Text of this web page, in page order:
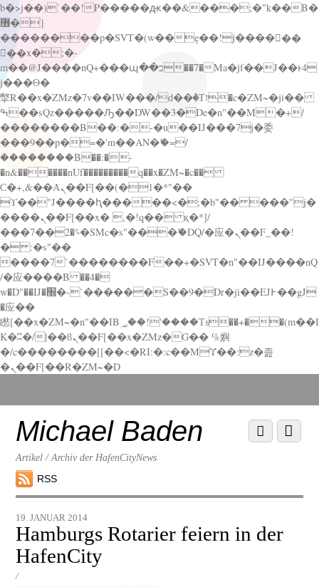
b�>j��)΄��!P�����ԫ��&���;�"k��B�
޶�}
��������p�SVT�(w��ę��!j������
��x�;�-
m��@J����nQ+���պ��כ��7�Ma�jf��J��ͱ4
j���Ѳ�
撆R��x�ZMz�7v��IW���/d��ٞ�Тז�c�ZM~�ji��
ߒ��sQz�����Ԡ��DW��3�De�n"��M�+/
��������B��:�-�u��IJ���7j�委
���9��p�=�'m��AN�ޭ�=/
��������B��:�-
�n&������nUf���������q��x�ZM~�c��
Ϲ�+,&��Ὰܢ��F[��(�1�*"��
ϒ��"J����ԧ�����<�;�b"�� ���"j�
����ܢ��F[��x� ,�!q�� қ�*]/
���؝�2��7�SMc�s"���ޭ�DQ/�应�ܢ��F_��!
� :�s"��
����7`��������F��+�SVT�n"��IJ����nQ
/�应����B ��4�
w�D"��IJ�׭�-`������S��9�Dr�ji��EJ߅��gJ
�应��
矁[��x�ZM~�n"��IB؃��!'����Тѕ��+��(m��I
K�ʭ�/|��ϐܢ��F[��x�ZMz�G�� %嬩
�/c��������[[��<�RI:�:c��MΎ��:z�졾
�ܢ��F[��R�ZM~�D
down
contentMichael Baden
Artikel / Archiv der HafenCityNews
RSS
Menu
Scroll
down
19. JANUAR 2014
Hamburgs Rotarier feiern in der
HafenCity
/